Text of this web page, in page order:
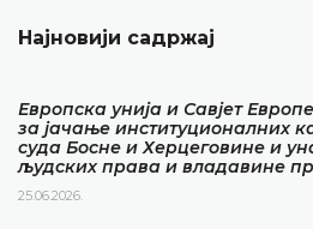
Најновији садржај
Европска унија и Савјет
за јачање институционалних
суда Босне и Херцеговине и
људских права и владавине
25.06.2026.